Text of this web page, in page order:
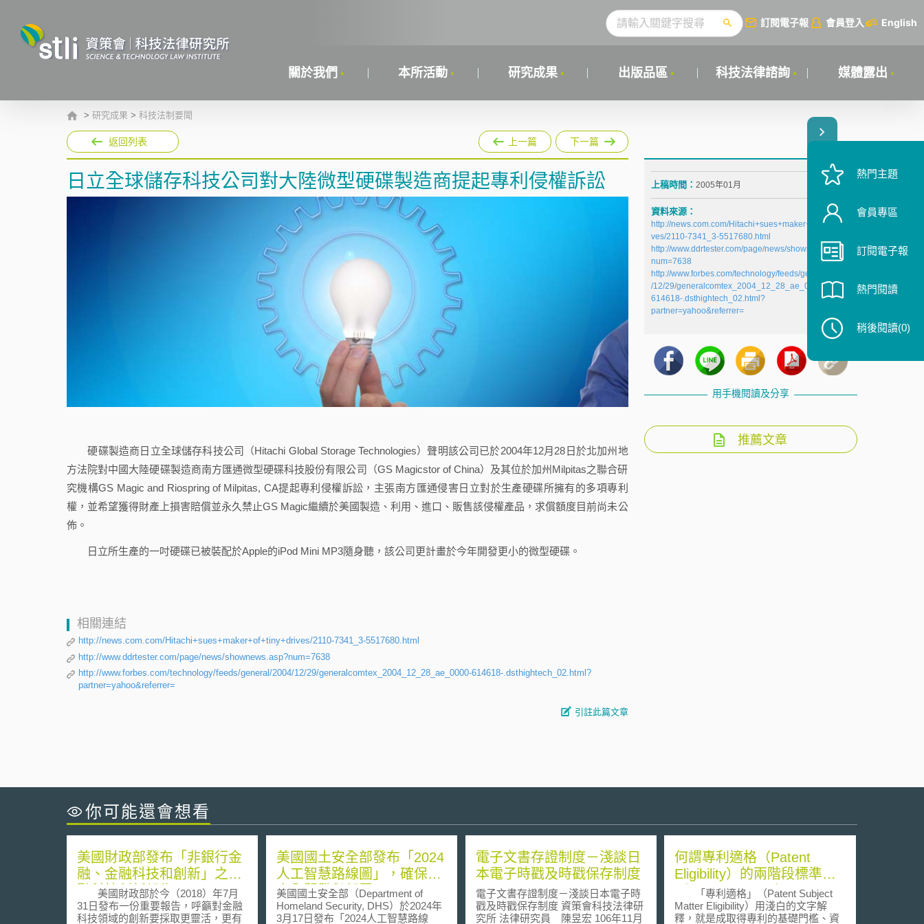
訂閱電子報 會員登入 English
關於我們 本所活動 研究成果 出版品區 科技法律諮詢 媒體露出
> 研究成果 > 科技法制要聞
返回列表 上一篇 下一篇
日立全球儲存科技公司對大陸微型硬碟製造商提起專利侵權訴訟
硬碟製造商日立全球儲存科技公司（Hitachi Global Storage Technologies）聲明該公司已於2004年12月28日於北加州地
方法院對中國大陸硬碟製造商南方匯通微型硬碟科技股份有限公司（GS Magicstor of China）及其位於加州Milpitas之聯合研
究機構GS Magic and Riospring of Milpitas, CA提起專利侵權訴訟，主張南方匯通侵害日立對於生產硬碟所擁有的多項專利
權，並希望獲得財產上損害賠償並永久禁止GS Magic繼續於美國製造、利用、進口、販售該侵權產品，求償額度目前尚未公
佈。
日立所生產的一吋硬碟已被裝配於Apple的iPod Mini MP3隨身聽，該公司更計畫於今年開發更小的微型硬碟。
相關連結
http://news.com.com/Hitachi+sues+maker+of+tiny+drives/2110-7341_3-5517680.html
http://www.ddrtester.com/page/news/shownews.asp?num=7638
http://www.forbes.com/technology/feeds/general/2004/12/29/generalcomtex_2004_12_28_ae_0000-614618-.dsthightech_02.html?
partner=yahoo&referrer=
引註此篇文章
上稿時間： 2005年01月
資料來源：
http://news.com.com/Hitachi+sues+maker+of+tiny+dri
ves/2110-7341_3-5517680.html
http://www.ddrtester.com/page/news/shownews.asp?
num=7638
http://www.forbes.com/technology/feeds/general/2004
/12/29/generalcomtex_2004_12_28_ae_0000-
614618-.dsthightech_02.html?
partner=yahoo&referrer=
用手機閱讀及分享
推薦文章
你可能還會想看
美國財政部發布「非銀行金
融、金融科技和創新」之金
融科技創新報告
美國財政部於今（2018）年7月
31日發布一份重要報告，呼籲對金融
科技領域的創新要採取更靈活，更有
美國國土安全部發布「2024
人工智慧路線圖」，確保AI
安全開發與部署
美國國土安全部（Department of
Homeland Security, DHS）於2024年
3月17日發布「2024人工智慧路線
電子文書存證制度－淺談日
本電子時戳及時戳保存制度
電子文書存證制度－淺談日本電子時
戳及時戳保存制度 資策會科技法律研
究所 法律研究員 陳昱宏 106年11月
何謂專利適格（Patent
Eligibility）的兩階段標準
（Two-Step Test）？
「專利適格」（Patent Subject
Matter Eligibility）用淺白的文字解
釋，就是成取得專利的基礎門檻、資
熱門主題
會員專區
訂閱電子報
熱門閱讀
稍後閱讀(0)